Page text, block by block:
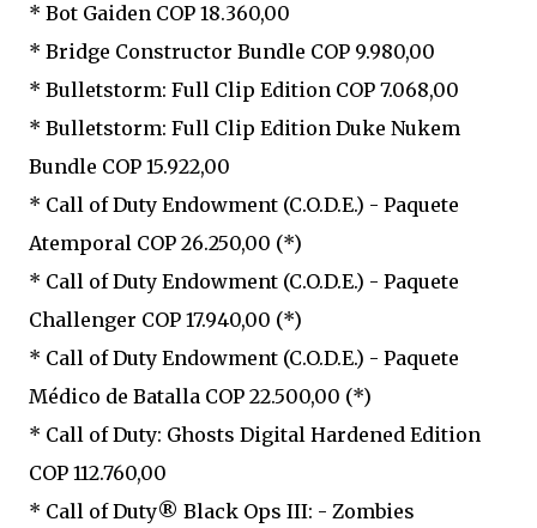
* Bot Gaiden COP 18.360,00
* Bridge Constructor Bundle COP 9.980,00
* Bulletstorm: Full Clip Edition COP 7.068,00
* Bulletstorm: Full Clip Edition Duke Nukem
Bundle COP 15.922,00
* Call of Duty Endowment (C.O.D.E.) - Paquete
Atemporal COP 26.250,00 (*)
* Call of Duty Endowment (C.O.D.E.) - Paquete
Challenger COP 17.940,00 (*)
* Call of Duty Endowment (C.O.D.E.) - Paquete
Médico de Batalla COP 22.500,00 (*)
* Call of Duty: Ghosts Digital Hardened Edition
COP 112.760,00
* Call of Duty® Black Ops III: - Zombies